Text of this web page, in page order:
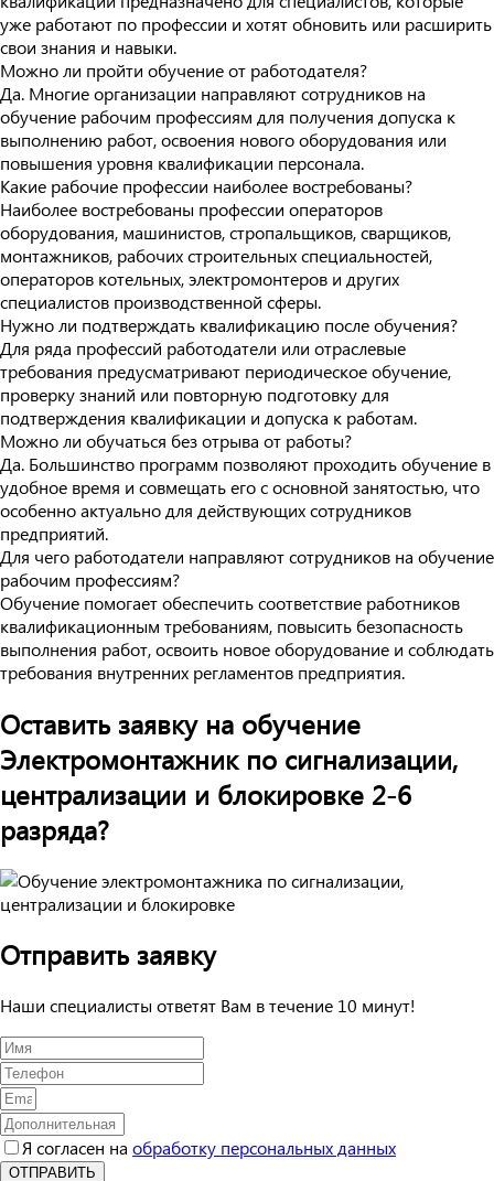
уже работают по профессии и хотят обновить или расширить
свои знания и навыки.
Можно ли пройти обучение от работодателя?
Да. Многие организации направляют сотрудников на
обучение рабочим профессиям для получения допуска к
выполнению работ, освоения нового оборудования или
повышения уровня квалификации персонала.
Какие рабочие профессии наиболее востребованы?
Наиболее востребованы профессии операторов
оборудования, машинистов, стропальщиков, сварщиков,
монтажников, рабочих строительных специальностей,
операторов котельных, электромонтеров и других
специалистов производственной сферы.
Нужно ли подтверждать квалификацию после обучения?
Для ряда профессий работодатели или отраслевые
требования предусматривают периодическое обучение,
проверку знаний или повторную подготовку для
подтверждения квалификации и допуска к работам.
Можно ли обучаться без отрыва от работы?
Да. Большинство программ позволяют проходить обучение в
удобное время и совмещать его с основной занятостью, что
особенно актуально для действующих сотрудников
предприятий.
Для чего работодатели направляют сотрудников на обучение
рабочим профессиям?
Обучение помогает обеспечить соответствие работников
квалификационным требованиям, повысить безопасность
выполнения работ, освоить новое оборудование и соблюдать
требования внутренних регламентов предприятия.
Оставить заявку на обучение
Электромонтажник по сигнализации,
централизации и блокировке 2-6
разряда?
Отправить заявку
Наши специалисты ответят Вам в течение 10 минут!
Я согласен на обработку персональных данных
ОТПРАВИТЬ